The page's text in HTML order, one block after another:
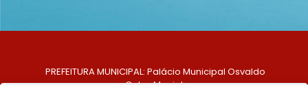
PREFEITURA MUNICIPAL: Palácio Municipal Osvaldo